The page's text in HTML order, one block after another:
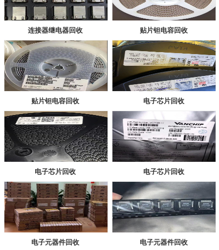
连接器继电器回收 贴片钽电容回收
贴片钽电容回收 电子芯片回收
电子芯片回收 电子芯片回收
电子元器件回收 电子元器件回收
你们是怎么收费的呢？